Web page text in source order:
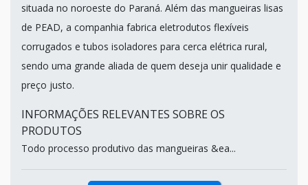
situada no noroeste do Paraná. Além das mangueiras lisas
de PEAD, a companhia fabrica eletrodutos flexíveis
corrugados e tubos isoladores para cerca elétrica rural,
sendo uma grande aliada de quem deseja unir qualidade e
preço justo.
INFORMAÇÕES RELEVANTES SOBRE OS
PRODUTOS
Todo processo produtivo das mangueiras &ea...